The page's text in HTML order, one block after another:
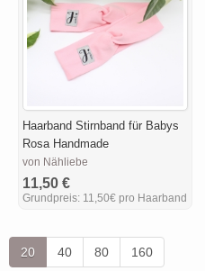
Haarband Stirnband für Babys
Rosa Handmade
von Nähliebe
11,50 €
Grundpreis: 11,50€ pro Haarband
20 40 80 160